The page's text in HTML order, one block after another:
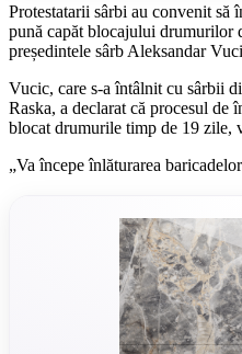
Protestatarii sârbi au convenit să
pună capăt blocajului drumurilor
președintele sârb Aleksandar
Vucic, care s-a întâlnit cu sârbii
Raska, a declarat că procesul de
blocat drumurile timp de 19 zile,
„Va începe înlăturarea